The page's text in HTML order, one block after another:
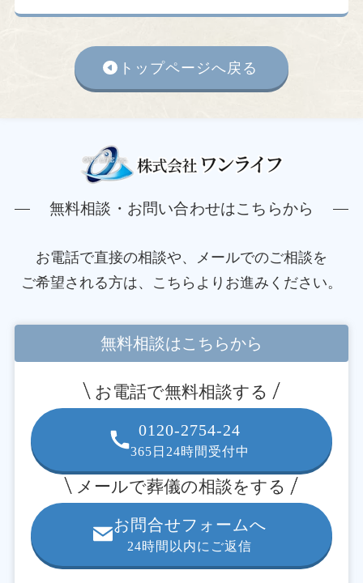
ご案内しています。火葬場の選定や費用
面で不安がある方も、お気軽にご相談く
ださい。
だし、故人の加入状況や遺族年金の受給
有無によっては、いずれか一方のみ支給
されるケースもあります。
申請手続きについて、
りやすくご案内しています。必要に応じ
ワンライフでは事前の見積り作成を無料
応しています。 24時間体制の相談窓口
あるため、急なご不安にも安心してご相
必要があります。ワンライフではお電話
一本で空き状況を確認し、最短で手配い
たしますのでご安心ください。
名程度）の総費用は、おおむね45万〜75
万円程度 が目安です。内訳は、
祭壇・ス
タッフ・車両などの基本セットで25〜35
が4〜8万円ほどです。
とえば 臨海斎場を利用する場合は、火葬
す。
ワンライフでは、ご希望やご予算に応じ
トップページへ戻る
無料相談・お問い合わせはこちらから
お電話で直接の相談や、メールでのご相談を
ご希望される方は、こちらよりお進みください。
無料相談はこちらから
お電話で無料相談する
0120-2754-24
365日24時間受付中
メールで葬儀の相談をする
お問合せフォームへ
24時間以内にご返信